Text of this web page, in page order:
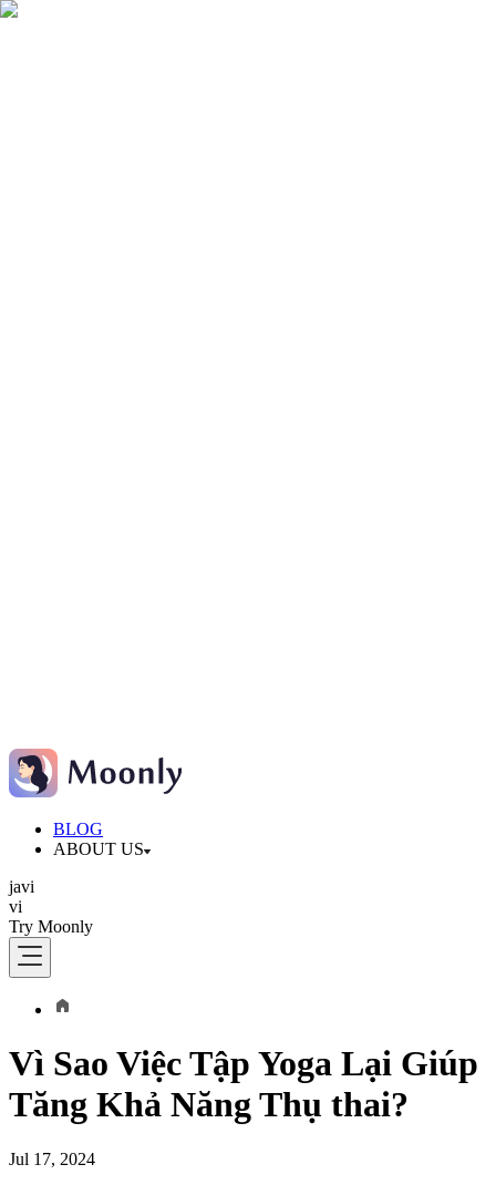
BLOG
ABOUT US
javi
vi
Try Moonly
Vì Sao Việc Tập Yoga Lại Giúp
Tăng Khả Năng Thụ thai?
Jul 17, 2024